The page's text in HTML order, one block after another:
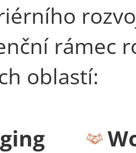
rámec
oblastí: